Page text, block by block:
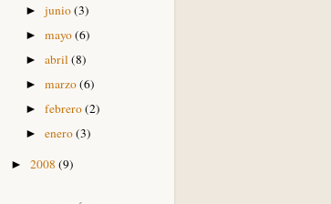
►junio(3)
►mayo(6)
►abril(8)
►marzo(6)
►febrero(2)
►enero(3)
► 2008 (9)